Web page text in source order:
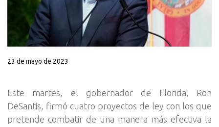
23 de mayo de 2023
Este martes, el gobernador de Florida, Ron
DeSantis, firmó cuatro proyectos de ley con los que
pretende combatir de una manera más efectiva la